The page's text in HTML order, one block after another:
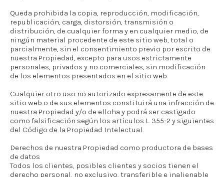
Queda prohibida la copia, reproducción, modificación,
republicación, carga, distorsión, transmisión o
distribución, de cualquier forma y en cualquier medio, de
ningún material procedente de este sitio web, total o
parcialmente, sin el consentimiento previo por escrito de
nuestra Propiedad, excepto para usos estrictamente
personales, privados y no comerciales, sin modificación
de los elementos presentados en el sitio web.
Cualquier otro uso no autorizado expresamente de este
sitio web o de sus elementos constituirá una infracción de
nuestra Propiedad y/o de elloha y podrá ser castigado
como falsificación según los artículos L. 355-2 y siguientes
del Código de la Propiedad Intelectual.
Derechos de nuestra Propiedad como productora de bases
de datos
Todos los clientes, posibles clientes y socios tienen el
derecho personal, no exclusivo, transferible e inalienable